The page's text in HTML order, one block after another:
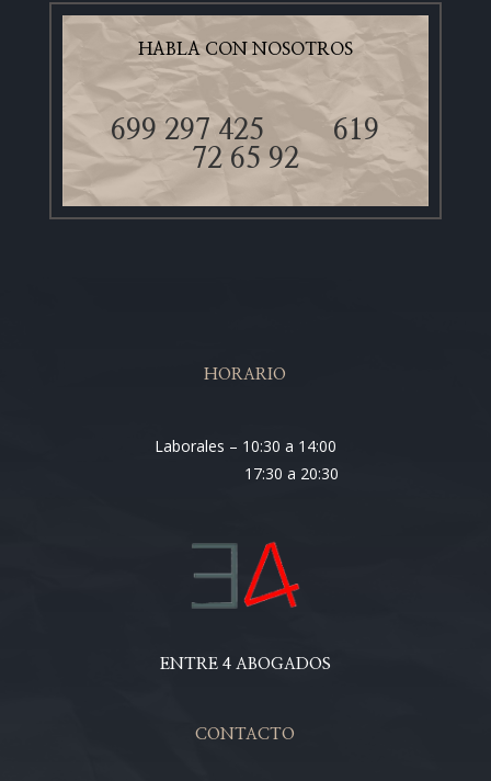
HABLA CON NOSOTROS
699 297 425619
72 65 92
HORARIO
Laborales – 10:30 a 14:00
17:30 a 20:30
ENTRE 4 ABOGADOS
CONTACTO